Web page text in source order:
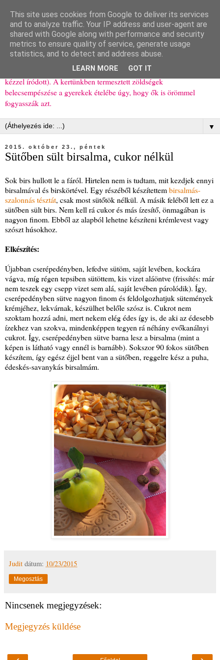
Ízőrző
Kisgyerekes család kipróbált, többnyire egészséges ételeket
bemutató receptjei a mindennapokra (mert a papírfecniket folyton
elhagyom) és gyerekeimnek ajándékba (mint régen, csak ez nem
kézzel íródott). A kertünkben termesztett zöldségek
belecsempészése a gyerekek ételébe úgy, hogy ők is örömmel
fogyasszák azt.
▼
2015. október 23., péntek
Sütőben sült birsalma, cukor nélkül
Sok birs hullott le a fáról. Hirtelen nem is tudtam, mit kezdjek ennyi
birsalmával és birskörtével. Egy részéből készítettembirsalmás-
szalonnás tésztát, csak most sütőtök nélkül. A másik feléből lett ez a
sütőben sült birs. Nem kell rá cukor és más ízesítő, önmagában is
nagyon finom. Ebből az alapból lehetne készíteni krémlevest vagy
szószt húsokhoz.
Elkészítés:
Újabban cserépedényben, lefedve sütöm, saját levében, kockára
vágva, míg régen tepsiben sütöttem, kis vizet aláöntve (frissítés: már
nem teszek egy csepp vizet sem alá, saját levében párolódik). Így,
cserépedényben sütve nagyon finom és feldolgozhatjuk sütemények
krémjéhez, lekvárnak, készülhet belőle szósz is. Cukrot nem
szoktam hozzá adni, mert nekem elég édes így is, de aki az édesebb
ízekhez van szokva, mindenképpen tegyen rá néhány evőkanálnyi
cukrot. Így, cserépedényben sütve barna lesz a birsalma (mint a
képen is látható vagy ennél is barnább). Sokszor 90 fokos sütőben
készítem, így egész éjjel bent van a sütőben, reggelre kész a puha,
édeskés-savanykás birsalmám.
Judit dátum: 10/23/2015
Megosztás
Nincsenek megjegyzések:
Megjegyzés küldése
This site uses cookies from Google to deliver its services
and to analyze traffic. Your IP address and user-agent are
shared with Google along with performance and security
metrics to ensure quality of service, generate usage
statistics, and to detect and address abuse.
LEARN MORE GOT IT